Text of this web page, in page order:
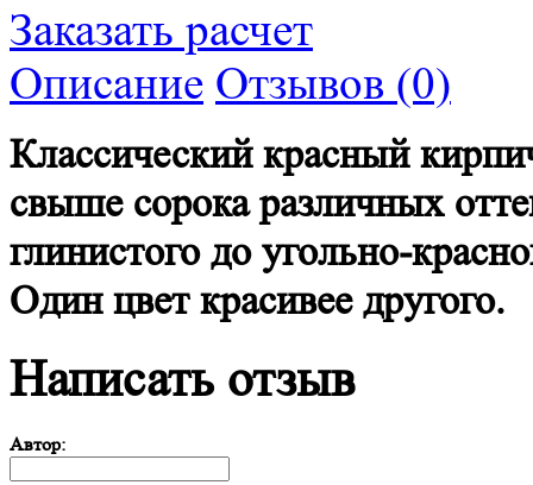
Заказать расчет
Описание Отзывов (0)
Классический красный
свыше сорока различных
глинистого до угольно-
Один цвет красивее другого.
Написать отзыв
Автор: